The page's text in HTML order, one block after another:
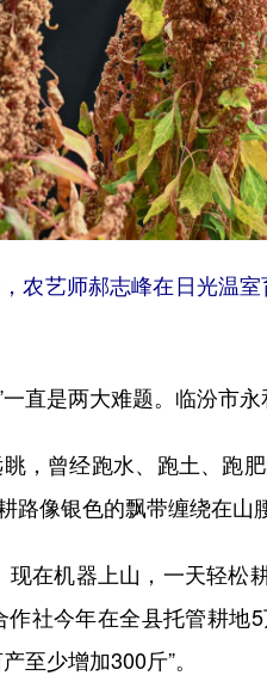
艺师郝志峰在日光温室
是两大难题。临汾市永
曾经跑水、跑土、跑肥
路像银色的飘带缠绕在山
机器上山，一天轻松
社今年在全县托管耕地
至少增加300斤”。